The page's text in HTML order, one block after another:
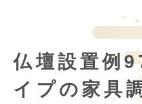
仏壇設置例
イプの家具